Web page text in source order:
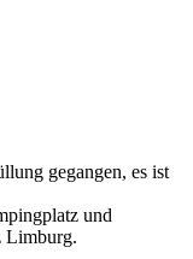
gegangen, es ist
und
Limburg.